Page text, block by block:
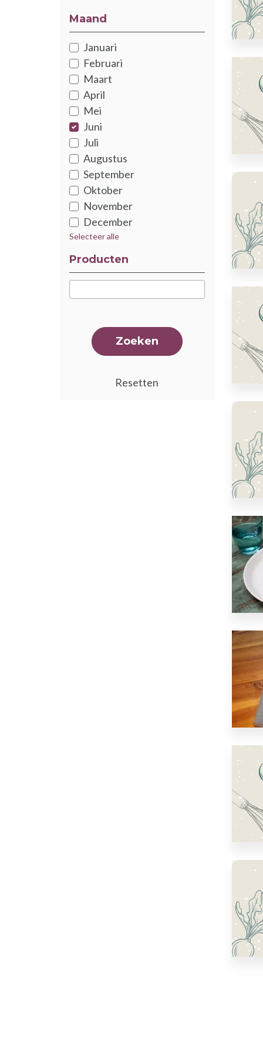
Maand
Selecteer alle
Januari
Februari
Maart
April
Mei
Juni
Juli
Augustus
September
Oktober
November
December
Producten
Zoeken
Resetten